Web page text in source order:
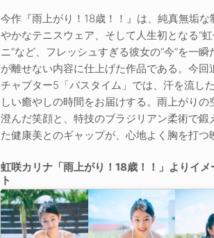
今作『雨上がり！18歳！！』は、純真無垢な
やかなテニスウェア、そして人生初となる“
ニ”など、フレッシュすぎる彼女の“今”を一瞬
が離せない内容に仕上げた作品である。今回
チャプター5「バスタイム」では、汗を流し
しい癒やしの時間をお届けする。雨上がりの
澄んだ笑顔と、特技のブラジリアン柔術で鍛
た健康美とのギャップが、心地よく胸を打つ
虹咲カリナ「雨上がり！18歳！！」よりイメ
ト